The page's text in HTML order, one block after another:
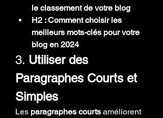
le classement de votre blog
H2 : Comment choisir les
meilleurs mots-clés pour votre
blog en 2024
3. Utiliser des
Paragraphes Courts et
Simples
Les paragraphes courts améliorent